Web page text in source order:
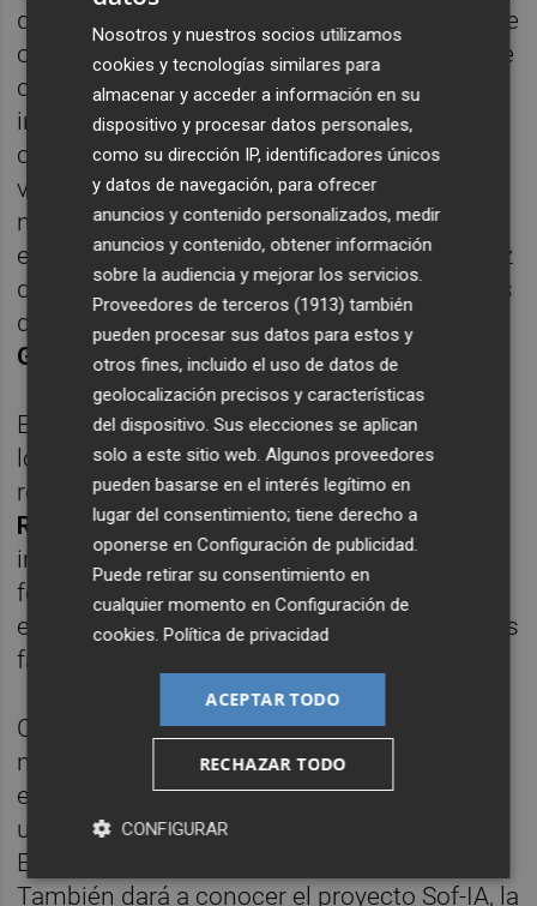
qué riesgos plantea. A lo largo de la noche se
ofrecerán demostraciones sorprendentes de
creación de música, imagen y video con
inteligencia artificial, así como ejemplos de
contenidos manipulados que hacen cada
vez más difícil distinguir qué es real y que
no. También habrá una espectacular
exhibición protagonizada por un robot capaz
de bailar y practicar artes marciales, además
de una entrevista con el ingeniero
Gassó
, responsable del proyecto.
El programa también analizará algunos de
los fenómenos virales más impactantes
relacionados con la IA y contará con
Rossell, creador de la “Iaia Visenta”, la
influencer virtual valenciana convertida en
fenómeno de internet. Además, se abordará
el debate sobre la desinformación, los videos
falsos y la manipulación digital.
Como la inteligencia artificial también abre
nuevas oportunidades.El retrovisor
entrevistará aJordi Llinares, impulsor de
una tecnología que permite a personas con
ELA recuperar su voz gracias a la IA.
También dará a conocer el proyecto Sof-IA, la
Nosotros y nuestros socios utilizamos
cookies y tecnologías similares para
almacenar y acceder a información en su
dispositivo y procesar datos personales,
como su dirección IP, identificadores únicos
y datos de navegación, para ofrecer
anuncios y contenido personalizados, medir
anuncios y contenido, obtener información
sobre la audiencia y mejorar los servicios.
Proveedores de terceros (1913) también
pueden procesar sus datos para estos y
otros fines, incluido el uso de datos de
geolocalización precisos y características
del dispositivo. Sus elecciones se aplican
solo a este sitio web. Algunos proveedores
pueden basarse en el interés legítimo en
lugar del consentimiento; tiene derecho a
oponerse enConfiguración de publicidad.
Puede retirar su consentimiento en
cualquier momento enConfiguración de
cookies.Política de privacidad
ACEPTAR TODO
RECHAZAR TODO
CONFIGURAR